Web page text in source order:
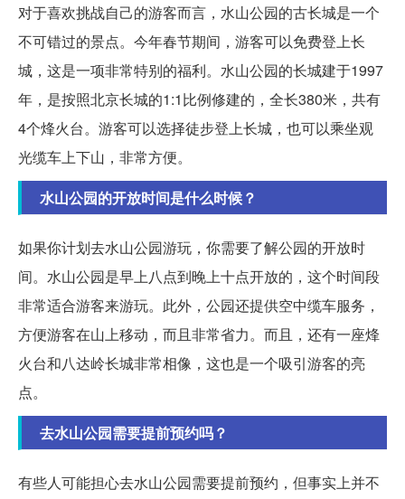
对于喜欢挑战自己的游客而言，水山公园的古长城是一个
不可错过的景点。今年春节期间，游客可以免费登上长
城，这是一项非常特别的福利。水山公园的长城建于1997
年，是按照北京长城的1:1比例修建的，全长380米，共有
4个烽火台。游客可以选择徒步登上长城，也可以乘坐观
光缆车上下山，非常方便。
水山公园的开放时间是什么时候？
如果你计划去水山公园游玩，你需要了解公园的开放时
间。水山公园是早上八点到晚上十点开放的，这个时间段
非常适合游客来游玩。此外，公园还提供空中缆车服务，
方便游客在山上移动，而且非常省力。而且，还有一座烽
火台和八达岭长城非常相像，这也是一个吸引游客的亮
点。
去水山公园需要提前预约吗？
有些人可能担心去水山公园需要提前预约，但事实上并不